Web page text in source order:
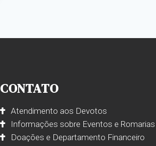
CONTATO
Atendimento aos Devotos
Informações sobre Eventos e Romarias
Doações e Departamento Financeiro